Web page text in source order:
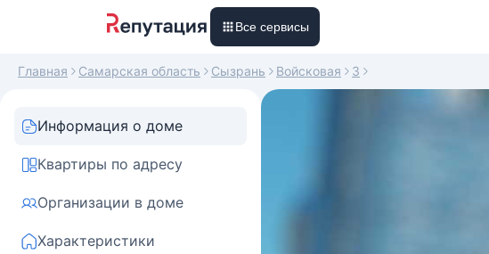
Все сервисы
Главная Самарская область Сызрань Войсковая 3
Информация о доме
Квартиры по адресу
Организации в доме
Характеристики